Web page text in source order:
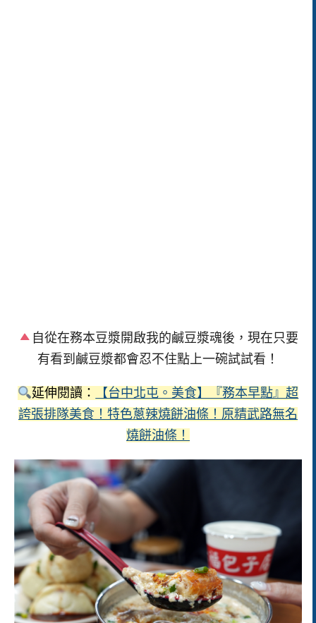
自從在務本豆漿開啟我的鹹豆漿魂後，現在只要
有看到鹹豆漿都會忍不住點上一碗試試看！
延伸閱讀：
【台中北屯。美食】『務本早點』超
誇張排隊美食！特色蔥辣燒餅油條！原精武路無名
燒餅油條！